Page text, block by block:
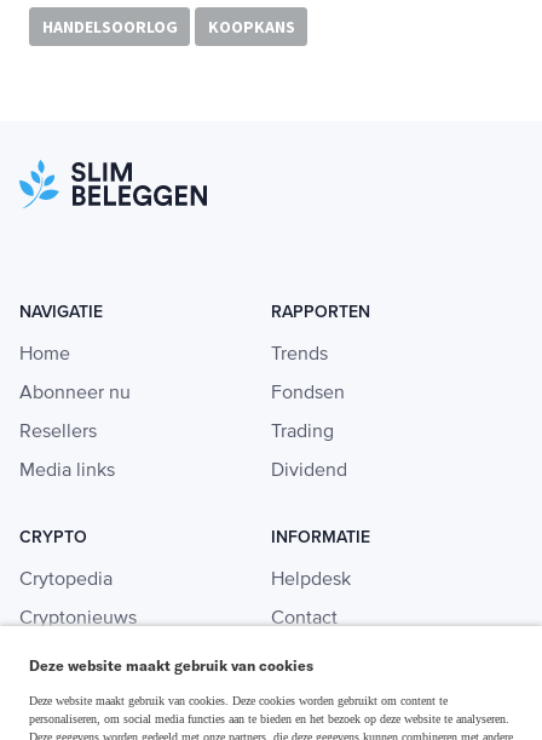
HANDELSOORLOG KOOPKANS
NAVIGATIE
Home
Abonneer nu
Resellers
Media links
RAPPORTEN
Trends
Fondsen
Trading
Dividend
CRYPTO
Crytopedia
Cryptonieuws
Crypto koopgids
Investeren in crypto
INFORMATIE
Helpdesk
Contact
Adverteren
Deze website maakt gebruik van cookies
Deze website maakt gebruik van cookies. Deze cookies worden gebruikt om content te
personaliseren, om social media functies aan te bieden en het bezoek op deze website te analyseren.
Deze gegevens worden gedeeld met onze partners, die deze gegevens kunnen combineren met andere